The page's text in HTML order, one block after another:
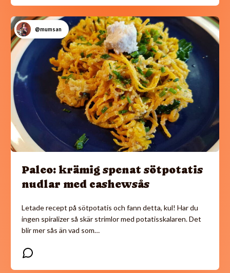
@mumsan
Paleo: krämig spenat sötpotatis
nudlar med cashewsås
Letade recept på sötpotatis och fann detta, kul! Har du
ingen spiralizer så skär strimlor med potatisskalaren. Det
blir mer sås än vad som…